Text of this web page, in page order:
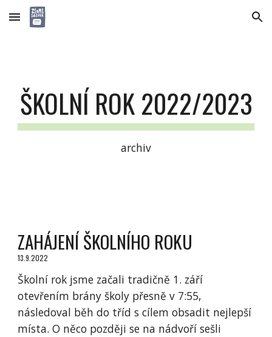
Skip to main content Skip to navigation
ŠKOLNÍ ROK 2022/2023
archiv
ZAHÁJENÍ ŠKOLNÍHO ROKU
13.9.2022
Školní rok jsme začali tradičně 1. září
otevřením brány školy přesně v 7:55,
následoval běh do tříd s cílem obsadit nejlepší
místa. O něco později se na nádvoří sešli